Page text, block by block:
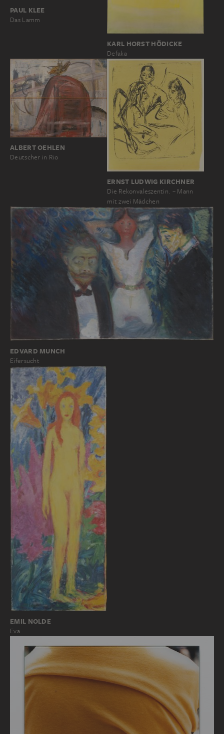
PAUL KLEE
Das Lamm
KARL HORST HÖDICKE
Defaka
ALBERT OEHLEN
Deutscher in Rio
ERNST LUDWIG KIRCHNER
Die Rekonvaleszentin. – Mann
mit zwei Mädchen
EDVARD MUNCH
Eifersucht
EMIL NOLDE
Eva